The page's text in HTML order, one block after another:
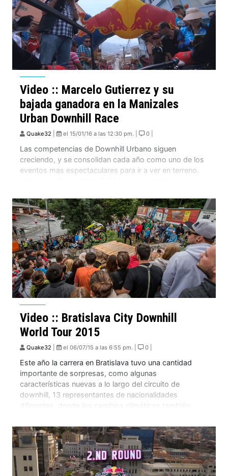
Video :: Marcelo Gutierrez y su
bajada ganadora en la Manizales
Urban Downhill Race
Quake32 el 15/01/16 a las 12:30 pm. | 0 |
Las competencias de Downhill Urbano siguen
creciendo, y se consolidan cada año como uno de los
eventos mas espectaculares para ir a ver en terreno.
Downhill Race es otro de los eventos que destaca en
esta modalidad, donde Marcelo Gutierrez la gano […]
Video :: Bratislava City Downhill
World Tour 2015
Quake32 el 06/07/15 a las 6:55 pm. | 0 |
Este año la carrera en Bratislava tuvo una cantidad
importante de sorpresas, como algunas
características nuevas a lo largo del circuito de
downhill, 13 representantes de nacionalidades
diferentes, donde los cambios climáticos también
encendieron con el inesperado final de la carrera en
Bratislava. Todo se […]